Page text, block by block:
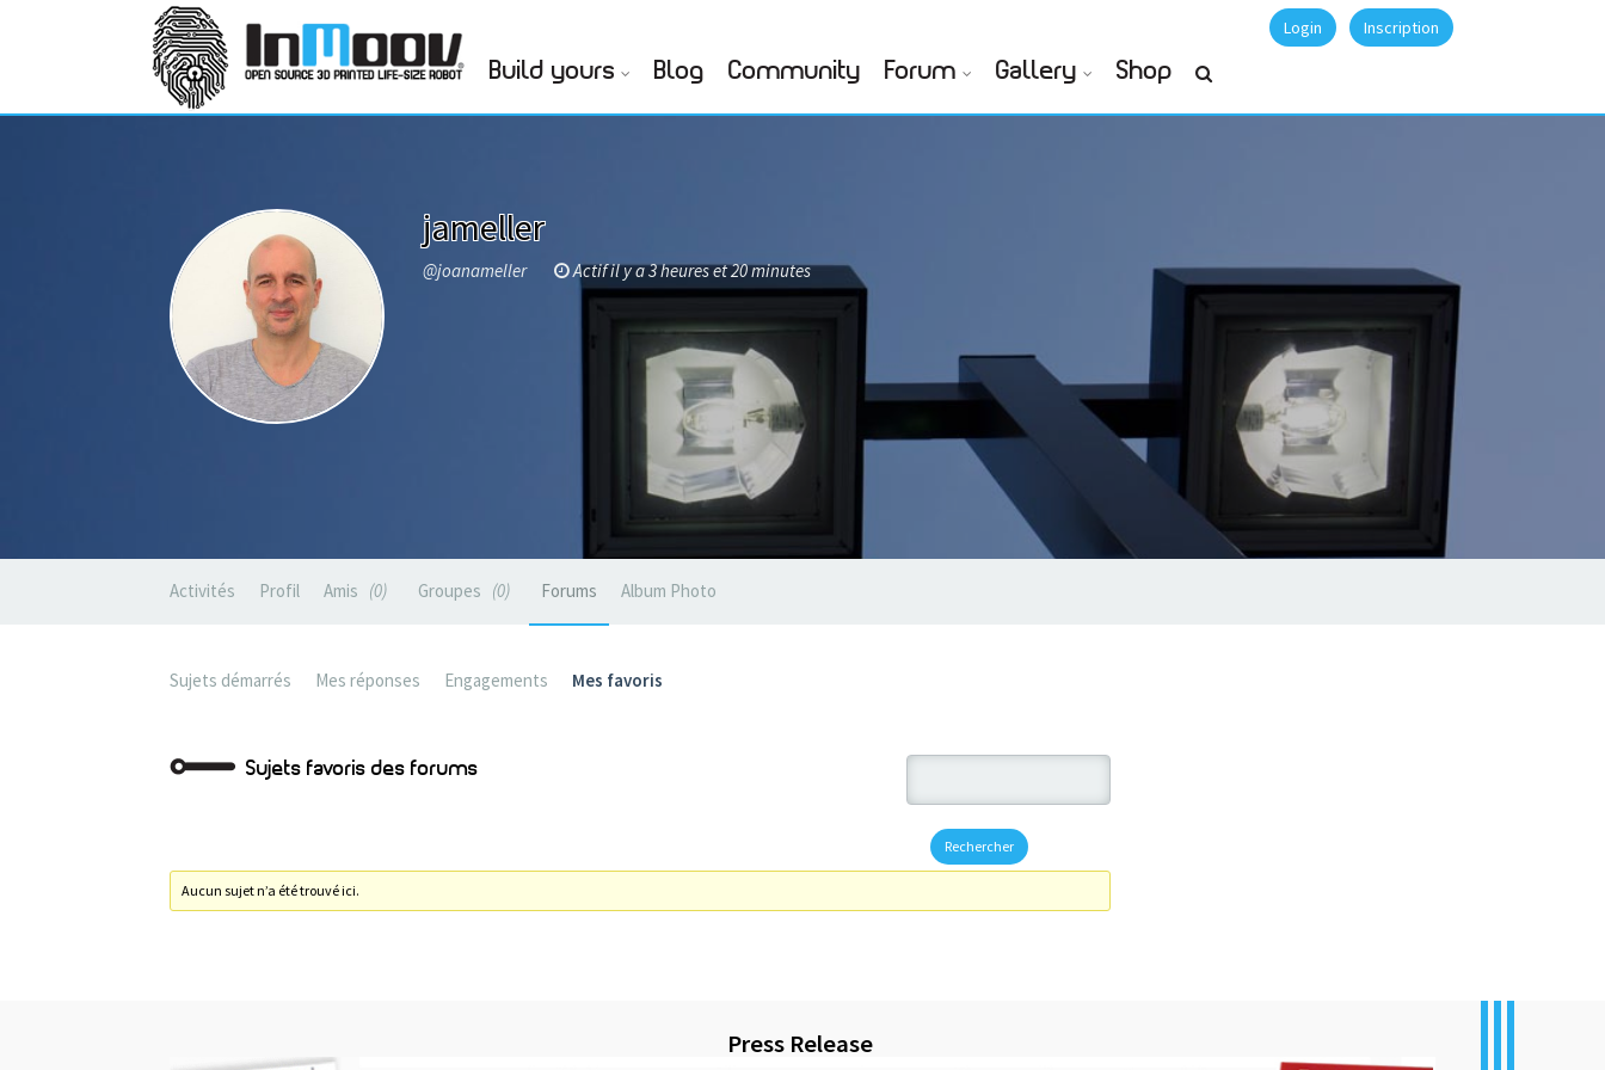
Login Inscription
Build yours Blog Community Forum Gallery Shop
jameller
@joanameller Actif il y a 3 heures et 20 minutes
Activités Profil Amis 0 Groupes 0 Forums Album Photo
Sujets démarrés Mes réponses Engagements Mes favoris
Sujets favoris des forums
Aucun sujet n’a été trouvé ici.
Press Release